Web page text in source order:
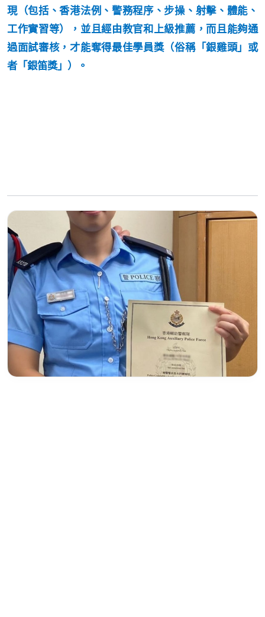
現（包括、香港法例、警務程序、步操、射擊、體能、
工作實習等），並且經由教官和上級推薦，而且能夠通
過面試審核，才能奪得最佳學員獎（俗稱「銀雞頭」或
者「銀笛獎」）。